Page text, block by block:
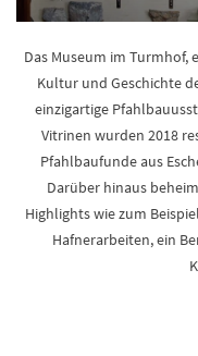
Das Museum im Turmhof,
Kultur und Geschichte
einzigartige
Vitrinen wurden 2018
Pfahlbaufunde aus
Darüber hinaus
Highlights wie zum
Hafnerarbeiten, ein